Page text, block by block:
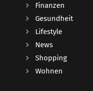
Finanzen
Gesundheit
Lifestyle
News
Shopping
Wohnen